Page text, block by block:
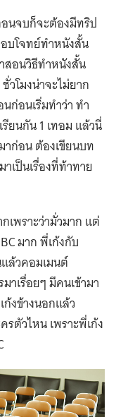
นจบก็จะต้องมีทริป
บโจทย์ทำหนังสั้น
สอนวิธีทำหนังสั้น
วโมงน่าจะไม่ยาก
ก่อนเริ่มทำว่า ทำ
ยนกัน 1 เทอม แล้วนี่
าก่อน ต้องเขียนบท
เป็นเรื่องที่ท้าทาย
เพราะว่ามั่วมาก แต่
มาก พี่เก้งกับ
ล้วคอมเมนต์
เรื่อยๆ มีคนเข้ามา
งข้างนอกแล้ว
ตัวไหน เพราะพี่เก้ง